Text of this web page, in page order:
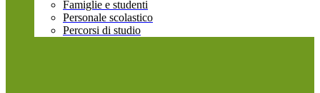
Famiglie e studenti
Personale scolastico
Percorsi di studio